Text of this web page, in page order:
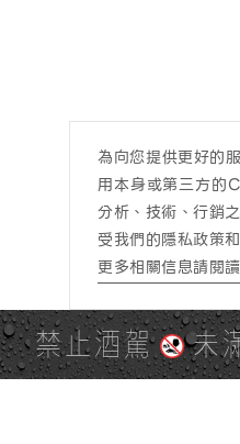
禁止酒駕 未
為向您提供更好的
用本身或第三方的
分析、技術、行銷
受我們的隱私政策
更多相關信息請閱
PAGE